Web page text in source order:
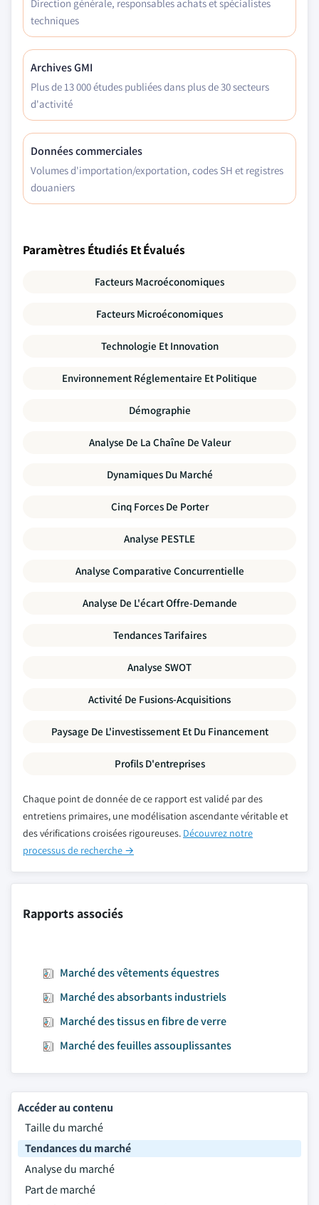
Direction générale, responsables achats et spécialistes
techniques
Archives GMI
Plus de 13 000 études publiées dans plus de 30 secteurs
d'activité
Données commerciales
Volumes d'importation/exportation, codes SH et registres
douaniers
Paramètres Étudiés Et Évalués
Facteurs Macroéconomiques
Facteurs Microéconomiques
Technologie Et Innovation
Environnement Réglementaire Et Politique
Démographie
Analyse De La Chaîne De Valeur
Dynamiques Du Marché
Cinq Forces De Porter
Analyse PESTLE
Analyse Comparative Concurrentielle
Analyse De L'écart Offre-Demande
Tendances Tarifaires
Analyse SWOT
Activité De Fusions-Acquisitions
Paysage De L'investissement Et Du Financement
Profils D'entreprises
Chaque point de donnée de ce rapport est validé par des
entretiens primaires, une modélisation ascendante véritable et
des vérifications croisées rigoureuses. Découvrez notre
processus de recherche →
Rapports associés
Marché des vêtements équestres
Marché des absorbants industriels
Marché des tissus en fibre de verre
Marché des feuilles assouplissantes
Accéder au contenu
Taille du marché
Tendances du marché
Analyse du marché
Part de marché